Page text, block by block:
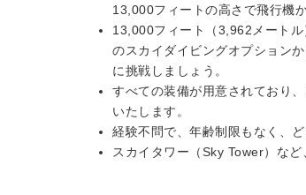
13,000フィートの高さで飛行機
13,000フィート（3,962メート
のスカイダイビングオプション
に挑戦しましょう。
すべての装備が用意されており
いたします。
経験不問で、年齢制限もなく、
スカイタワー（Sky Tower）な